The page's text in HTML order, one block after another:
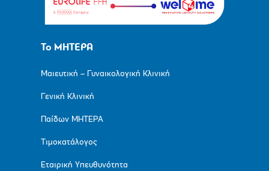
Το ΜΗΤΕΡΑ
Μαιευτική – Γυναικολογική Κλινική
Γενική Κλινική
Παίδων ΜΗΤΕΡΑ
Τιμοκατάλογος
Εταιρική Υπευθυνότητα